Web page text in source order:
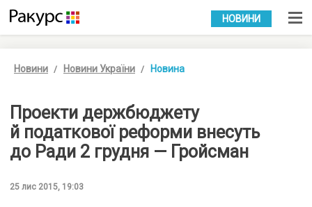
УКР РУС
НОВИНИ
Новини Новини України Новина
Проекти держбюджету
й податкової реформи внесуть
до Ради 2 грудня — Гройсман
25 лис 2015, 19:03